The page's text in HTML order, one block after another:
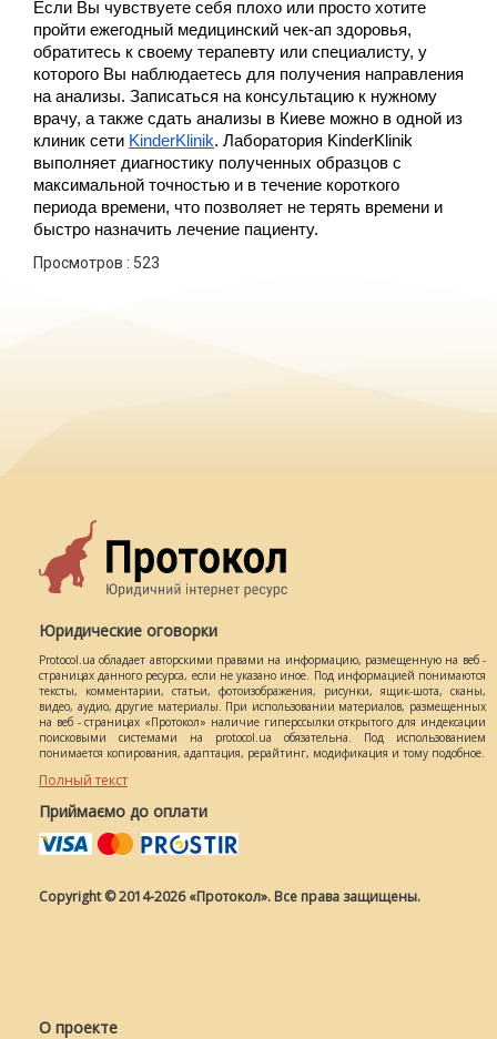
Если Вы чувствуете себя плохо или просто хотите
пройти ежегодный медицинский чек-ап здоровья,
обратитесь к своему терапевту или специалисту, у
которого Вы наблюдаетесь для получения направления
на анализы. Записаться на консультацию к нужному
врачу, а также сдать анализы в Киеве можно в одной из
клиник сети KinderKlinik. Лаборатория KinderKlinik
выполняет диагностику полученных образцов с
максимальной точностью и в течение короткого
периода времени, что позволяет не терять времени и
быстро назначить лечение пациенту.
Просмотров : 523
Юридические оговорки
Protocol.ua обладает авторскими правами на информацию, размещенную на веб -
страницах данного ресурса, если не указано иное. Под информацией понимаются
тексты, комментарии, статьи, фотоизображения, рисунки, ящик-шота, сканы,
видео, аудио, другие материалы. При использовании материалов, размещенных
на веб - страницах «Протокол» наличие гиперссылки открытого для индексации
поисковыми системами на protocol.ua обязательна. Под использованием
понимается копирования, адаптация, рерайтинг, модификация и тому подобное.
Полный текст
Приймаємо до оплати
Copyright © 2014-2026 «Протокол». Все права защищены.
О проекте